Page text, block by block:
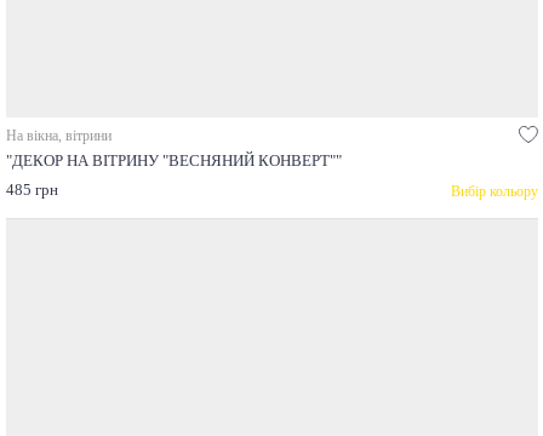
На вікна, вітрини
"ДЕКОР НА ВІТРИНУ "ВЕСНЯНИЙ КОНВЕРТ""
485 грн
Вибір кольору